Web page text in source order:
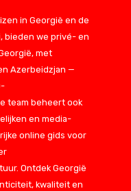
in Georgië en de
bieden we privé- en
met
Azerbeidzjan —
team beheert ook
en media-
online gids voor
Ontdek Georgië
kwaliteit en